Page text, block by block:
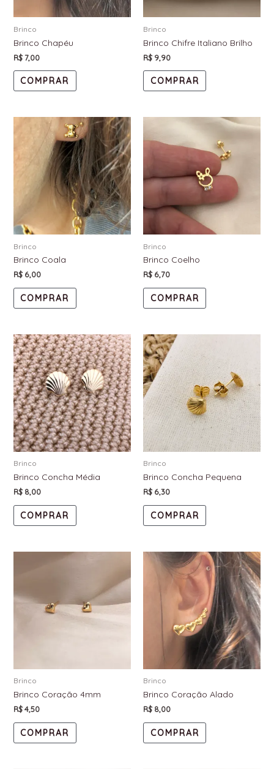
Brinco
Brinco Chapéu
R$7,00
COMPRAR
Brinco
Brinco Chifre Italiano Brilho
R$ 9,90
COMPRAR
Brinco
Brinco Coala
R$6,00
COMPRAR
Brinco
Brinco Coelho
R$ 6,70
COMPRAR
Brinco
Brinco Concha Média
R$8,00
COMPRAR
Brinco
Brinco Concha Pequena
R$ 6,30
COMPRAR
Brinco
Brinco Coração 4mm
R$4,50
COMPRAR
Brinco
Brinco Coração Alado
R$ 8,00
COMPRAR